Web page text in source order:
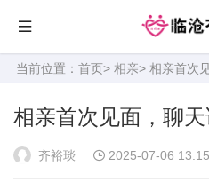
当前位置： 首页> 相亲> 相亲首次
相亲首次见面，聊
齐裕琰 2025-07-06